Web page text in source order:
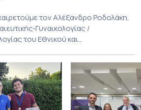
τον Αλέξανδρο Ροδολάκη,
/
του Εθνικού και
και Γυναικολογικής Κλινικής,
Η διαδρομή του υπήρξε
στην ίδια Κλινική, την οποία
Επιμελητής Β’ Ε.Σ.Υ.
[…]